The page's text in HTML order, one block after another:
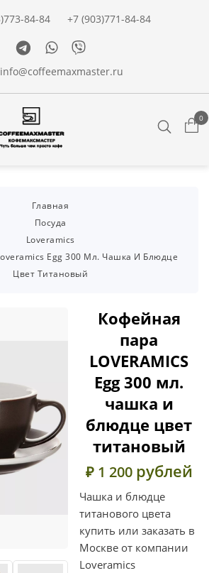
84-84
+7 (903)771-84-84
TelegramWhatsapp
Viber
info@coffeemaxmaster.ru
0
Главная
Посуда
Loveramics
Egg 300 Мл. Чашка И Блюдце
Цвет Титановый
Кофейная
пара
LOVERAMICS
Egg 300 мл.
чашка и
блюдце цвет
титановый
₽ 1 200 рублей
Чашка и блюдце
титанового цвета
купить или заказать в
Москве от компании
Loveramics